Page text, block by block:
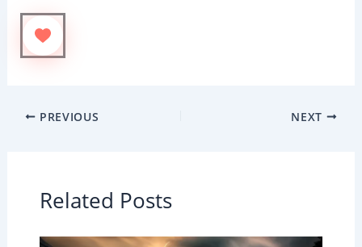
PREVIOUS NEXT
Related Posts